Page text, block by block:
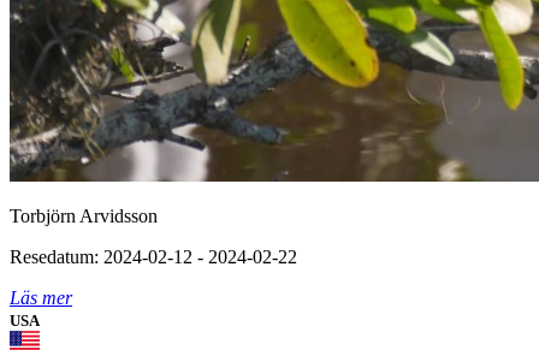
Torbjörn Arvidsson
Resedatum: 2024-02-12 - 2024-02-22
Läs mer
USA